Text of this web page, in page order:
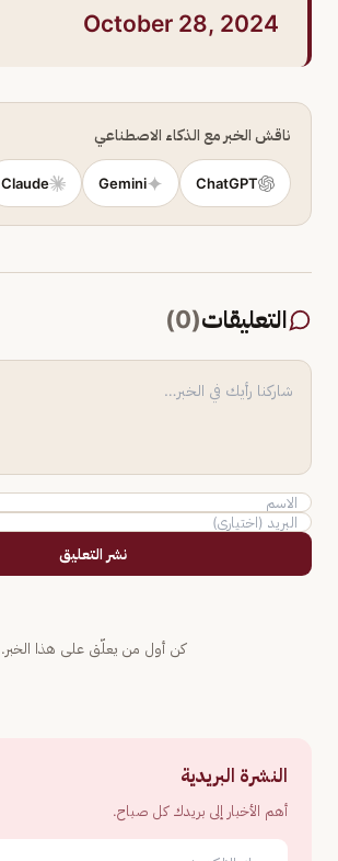
October 28, 2024
ناقش الخبر مع الذكاء الاصطناعي
ChatGPT
Gemini
Claude
التعليقات(
0
)
نشر التعليق
كن أول من يعلّق على هذا الخبر.
النشرة البريدية
أهم الأخبار إلى بريدك كل صباح.